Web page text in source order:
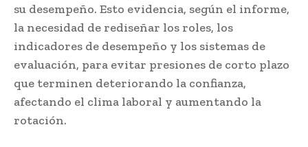
su desempeño. Esto evidencia, según el informe,
la necesidad de rediseñar los roles, los
indicadores de desempeño y los sistemas de
evaluación, para evitar presiones de corto plazo
que terminen deteriorando la confianza,
afectando el clima laboral y aumentando la
rotación.